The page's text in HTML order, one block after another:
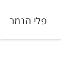
פלי הנמר